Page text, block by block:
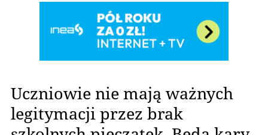
Uczniowie nie mają ważnych
legitymacji przez brak